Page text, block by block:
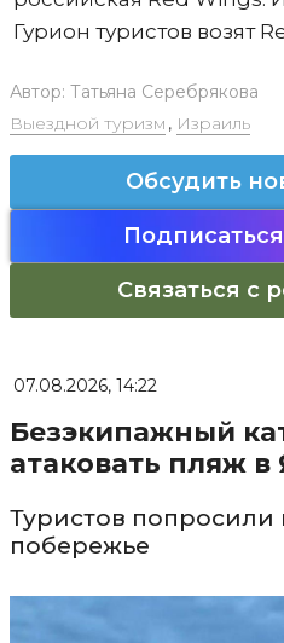
Гурион туристов возят
Автор: Татьяна Серебрякова
Выездной туризм , Израиль
Обсудить
Связаться с
07.08.2026, 14:22
Безэкипажный
атаковать пляж в
Туристов попросили
побережье